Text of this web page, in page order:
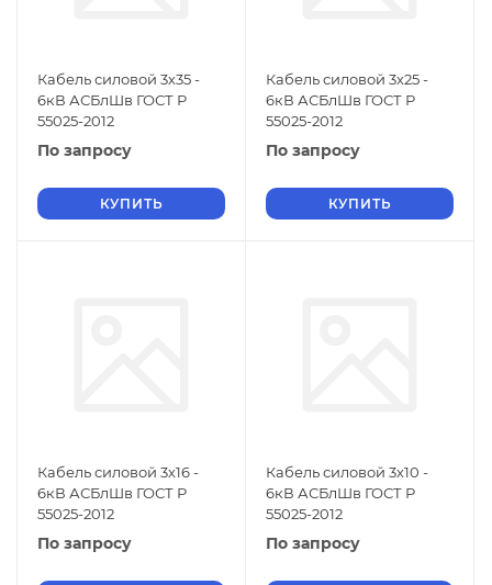
Кабель силовой 3х35 -
6кВ АСБлШв ГОСТ Р
55025-2012
По запросу
КУПИТЬ
Кабель силовой 3х25 -
6кВ АСБлШв ГОСТ Р
55025-2012
По запросу
КУПИТЬ
Кабель силовой 3х16 -
6кВ АСБлШв ГОСТ Р
55025-2012
По запросу
Кабель силовой 3х10 -
6кВ АСБлШв ГОСТ Р
55025-2012
По запросу